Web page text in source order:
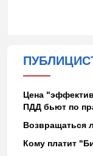
Цена
ПДД бьют по
Возвращаться
Кому платит